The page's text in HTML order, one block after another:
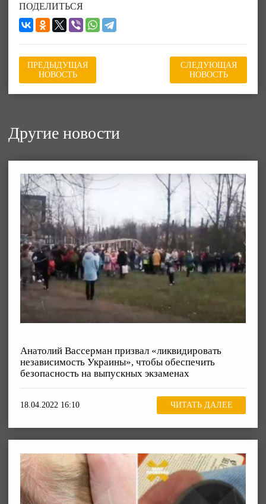
ПОДЕЛИТЬСЯ
ПРЕДЫДУЩАЯ
НОВОСТЬ
СЛЕДУЮЩАЯ
НОВОСТЬ
Другие новости
Анатолий Вассерман призвал «ликвидировать
независимость Украины», чтобы обеспечить
безопасность на выпускных экзаменах
18.04.2022 16:10 ЧИТАТЬ ДАЛЕЕ